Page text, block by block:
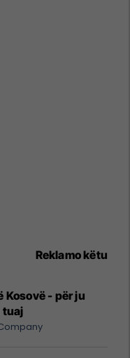
Reklamo këtu
Kosovë - për ju
tuaj